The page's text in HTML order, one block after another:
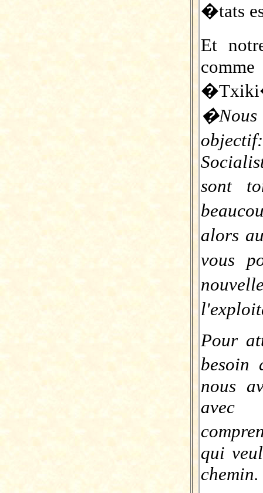
�tats
Et
�
sont
alors
vous
Pour
besoin
nous
avec
qui
chemin.